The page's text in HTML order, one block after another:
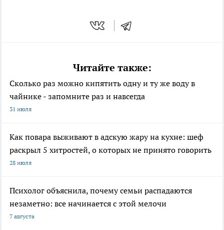
Читайте также:
Сколько раз можно кипятить одну и ту же воду в
чайнике - запомните раз и навсегда
31 июля
Как повара выживают в адскую жару на кухне: шеф
раскрыл 5 хитростей, о которых не принято говорить
28 июля
Психолог объяснила, почему семьи распадаются
незаметно: все начинается с этой мелочи
7 августа